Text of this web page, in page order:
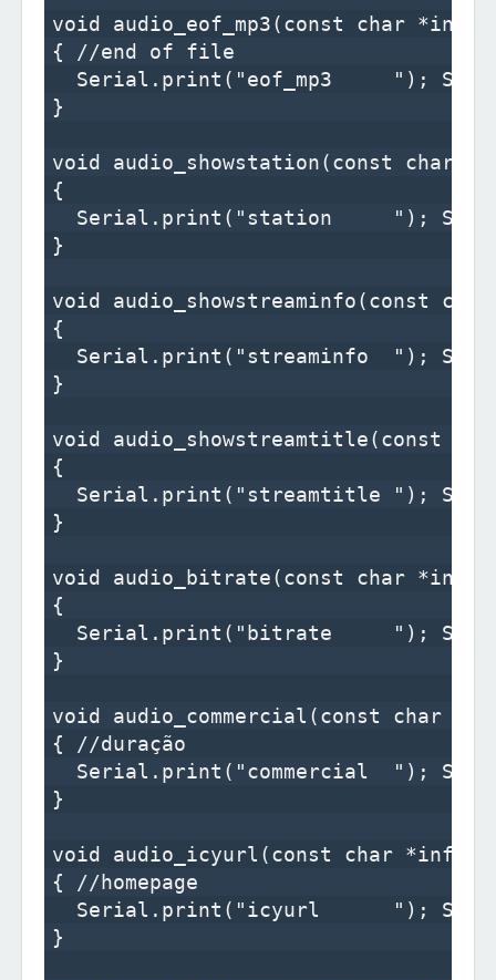
void audio_eof_mp3(const char *info)
{ //end of file
Serial.print("eof_mp3     ");
}
void audio_showstation(const char
{
Serial.print("station     ");
}
void audio_showstreaminfo(const
{
Serial.print("streaminfo  ");
}
void audio_showstreamtitle(const
{
Serial.print("streamtitle ");
}
void audio_bitrate(const char *info)
{
Serial.print("bitrate     ");
}
void audio_commercial(const char
{ //duração
Serial.print("commercial  ");
}
void audio_icyurl(const char *info)
{ //homepage
Serial.print("icyurl      ");
}